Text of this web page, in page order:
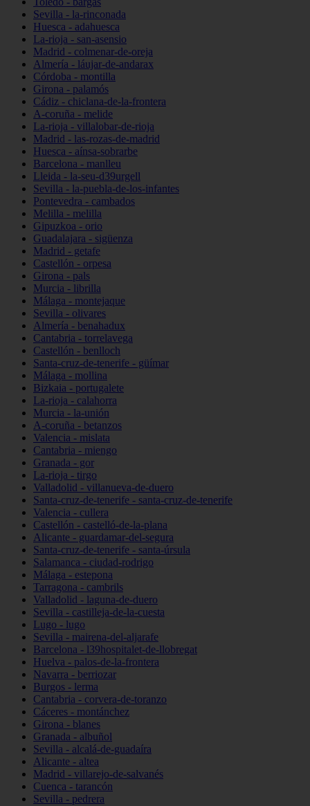
Sevilla - la-rinconada
Huesca - adahuesca
La-rioja - san-asensio
Madrid - colmenar-de-oreja
Almería - láujar-de-andarax
Córdoba - montilla
Girona - palamós
Cádiz - chiclana-de-la-frontera
A-coruña - melide
La-rioja - villalobar-de-rioja
Madrid - las-rozas-de-madrid
Huesca - aínsa-sobrarbe
Barcelona - manlleu
Lleida - la-seu-d39urgell
Sevilla - la-puebla-de-los-infantes
Pontevedra - cambados
Melilla - melilla
Gipuzkoa - orio
Guadalajara - sigüenza
Madrid - getafe
Castellón - orpesa
Girona - pals
Murcia - librilla
Málaga - montejaque
Sevilla - olivares
Almería - benahadux
Cantabria - torrelavega
Castellón - benlloch
Santa-cruz-de-tenerife - güímar
Málaga - mollina
Bizkaia - portugalete
La-rioja - calahorra
Murcia - la-unión
A-coruña - betanzos
Valencia - mislata
Cantabria - miengo
Granada - gor
La-rioja - tirgo
Valladolid - villanueva-de-duero
Santa-cruz-de-tenerife - santa-cruz-de-tenerife
Valencia - cullera
Castellón - castelló-de-la-plana
Alicante - guardamar-del-segura
Santa-cruz-de-tenerife - santa-úrsula
Salamanca - ciudad-rodrigo
Málaga - estepona
Tarragona - cambrils
Valladolid - laguna-de-duero
Sevilla - castilleja-de-la-cuesta
Lugo - lugo
Sevilla - mairena-del-aljarafe
Barcelona - l39hospitalet-de-llobregat
Huelva - palos-de-la-frontera
Navarra - berriozar
Burgos - lerma
Cantabria - corvera-de-toranzo
Cáceres - montánchez
Girona - blanes
Granada - albuñol
Sevilla - alcalá-de-guadaíra
Alicante - altea
Madrid - villarejo-de-salvanés
Cuenca - tarancón
Sevilla - pedrera